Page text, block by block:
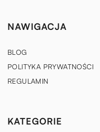
NAWIGACJA
BLOG
POLITYKA PRYWATNOŚCI
REGULAMIN
KATEGORIE